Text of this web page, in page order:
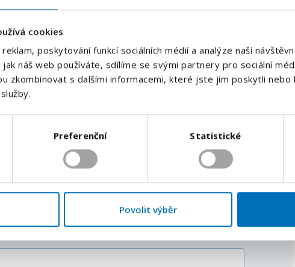
cookies
poskytování funkcí sociálních médií a analýze naší
náš web používáte, sdílíme se svými partnery pro sociální
zkombinovat s dalšími informacemi, které jste jim poskytli nebo
Preferenční Statistické
Povolit výběr
Letišti Václava Havla. Bez
kontaktovat do 24 hodin s podrobnostmi.
Vaše příjmení*
Předvolba
+420
Odesláním souhlasíte sezpracováním osobních údajů.
Odeslat